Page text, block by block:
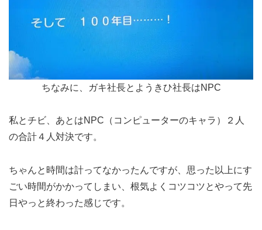
ちなみに、ガキ社長とようきひ社長はNPC
私とチビ、あとはNPC（コンピューターのキャラ）２人
の合計４人対決です。
ちゃんと時間は計ってなかったんですが、思った以上にす
ごい時間がかかってしまい、根気よくコツコツとやって先
日やっと終わった感じです。